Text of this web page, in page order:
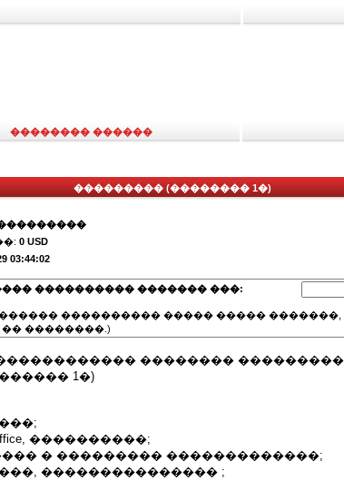
�������� ������
��������� (�������� 1�)
0 USD
03:44:02
���������� ������� ���:
���������� ����� ����� �������,
��������.)
�������� ���������
1�)
����������;
� ��������� �������������;
��������������� ;